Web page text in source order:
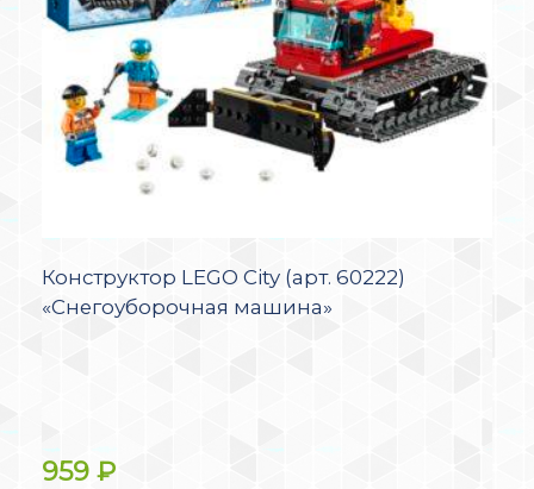
Конструктор LEGO City (арт. 60222)
«Снегоуборочная машина»
959 ₽